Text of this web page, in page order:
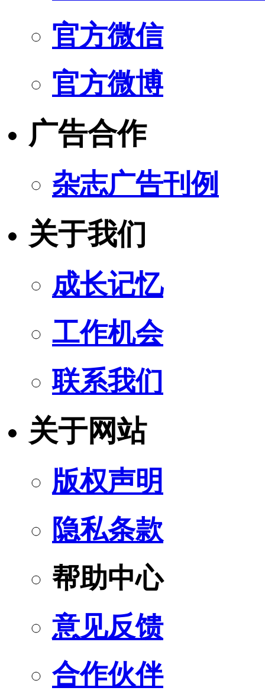
官方微信
官方微博
广告合作
杂志广告刊例
关于我们
成长记忆
工作机会
联系我们
关于网站
版权声明
隐私条款
帮助中心
意见反馈
合作伙伴